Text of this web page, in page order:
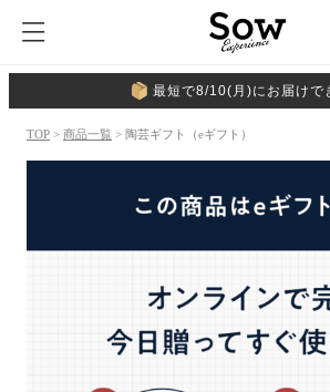
最短で8/10(月)にお届けで
TOP > 商品一覧 > 陶芸ギフト（eギフト）